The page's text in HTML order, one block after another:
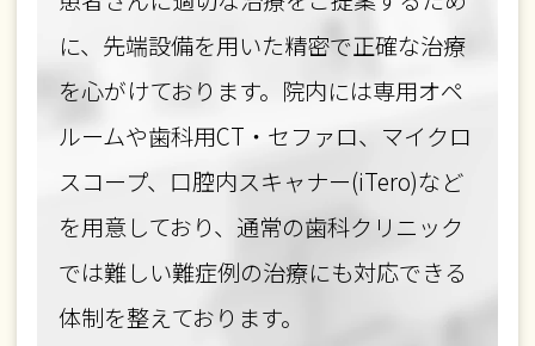
に、先端設備を用いた精密で正確な治療
を心がけております。院内には専用オペ
ルームや歯科用CT・セファロ、マイクロ
スコープ、口腔内スキャナー(iTero)など
を用意しており、通常の歯科クリニック
では難しい難症例の治療にも対応できる
体制を整えております。